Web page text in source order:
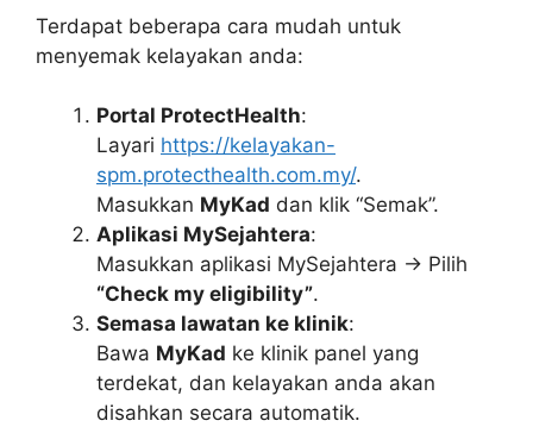
Terdapat beberapa cara mudah untuk
menyemak kelayakan anda:
Portal ProtectHealth:
Layari https://kelayakan-
spm.protecthealth.com.my/.
Masukkan MyKad dan klik “Semak”.
Aplikasi MySejahtera:
Masukkan aplikasi MySejahtera → Pilih
“Check my eligibility”.
Semasa lawatan ke klinik:
Bawa MyKad ke klinik panel yang
terdekat, dan kelayakan anda akan
disahkan secara automatik.